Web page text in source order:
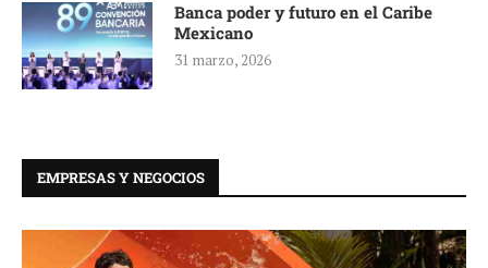
Banca poder y futuro en el Caribe
Mexicano
31 marzo, 2026
EMPRESAS Y NEGOCIOS